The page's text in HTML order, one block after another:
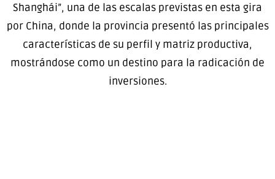
Shanghái”, una de las escalas previstas en esta gira
por China, donde la provincia presentó las principales
características de su perfil y matriz productiva,
mostrándose como un destino para la radicación de
inversiones.